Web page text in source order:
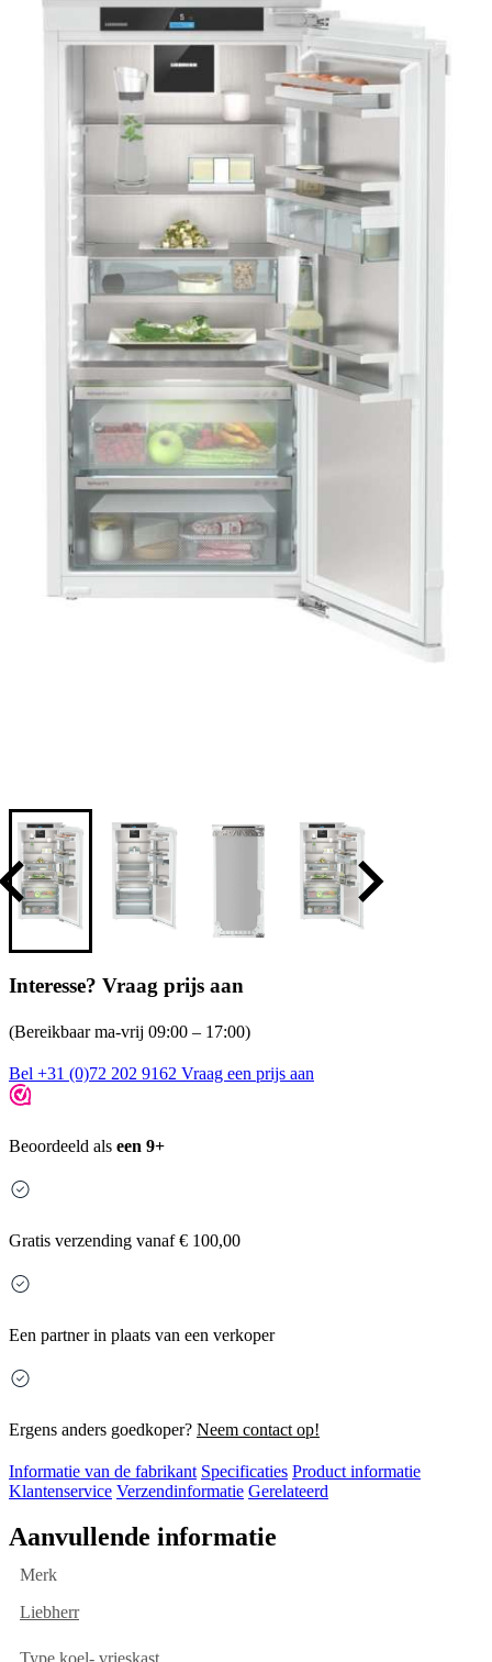
Interesse? Vraag prijs aan
(Bereikbaar ma-vrij 09:00 – 17:00)
Bel +31 (0)72 202 9162 Vraag een prijs aan
Beoordeeld als een 9+
Gratis verzending vanaf € 100,00
Een partner in plaats van een verkoper
Ergens anders goedkoper? Neem contact op!
Informatie van de fabrikant Specificaties Product informatie
Klantenservice Verzendinformatie Gerelateerd
Aanvullende informatie
Merk
Liebherr